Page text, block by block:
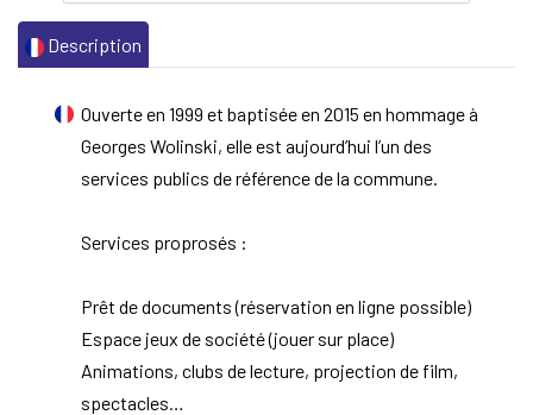
Description
Ouverte en 1999 et baptisée en 2015 en hommage à
Georges Wolinski, elle est aujourd’hui l’un des
services publics de référence de la commune.
Services proprosés :
Prêt de documents (réservation en ligne possible)
Espace jeux de société (jouer sur place)
Animations, clubs de lecture, projection de film,
spectacles…